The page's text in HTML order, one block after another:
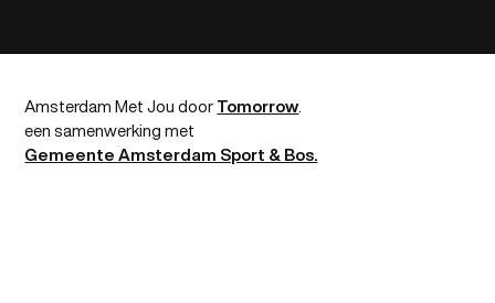
Amsterdam Met Jou door Tomorrow.
een samenwerking met
Gemeente Amsterdam Sport & Bos.